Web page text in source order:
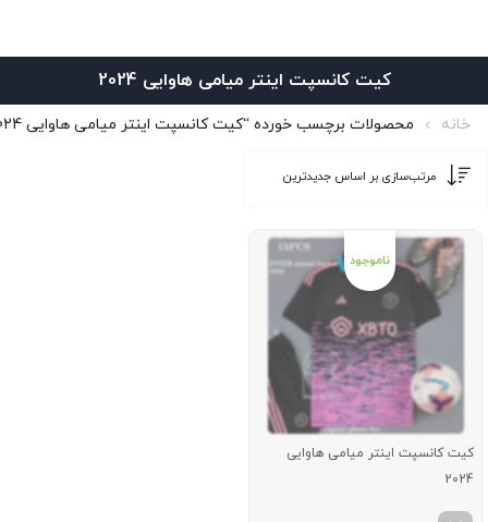
کیت کانسپت اینتر میامی هاوایی 2024
خانه محصولات برچسب خورده “کیت کانسپت اینتر میامی هاوایی 2024”
کیت کانسپت اینتر میامی هاوایی
2024